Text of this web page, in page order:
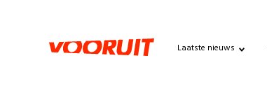
Laatste nieuws